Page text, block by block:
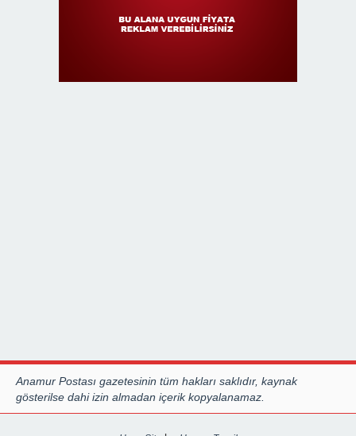
Anamur Postası gazetesinin tüm hakları saklıdır, kaynak
gösterilse dahi izin almadan içerik kopyalanamaz.